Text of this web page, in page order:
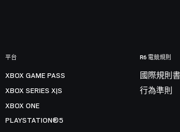
平台
XBOX GAME PASS
XBOX SERIES X|S
XBOX ONE
PLAYSTATION®5
R6 電競規則
國際規則書
行為準則